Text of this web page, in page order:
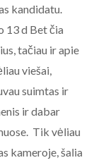
kandidatu.
13 d Bet čia
tačiau ir apie
viešai,
suimtas ir
ir dabar
Tik vėliau
kameroje, šalia